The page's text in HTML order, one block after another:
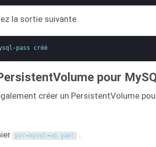
la sortie suivante.
-pass créé
pour
créer un PersistentVolume
pvc -mysql -wp .yaml .